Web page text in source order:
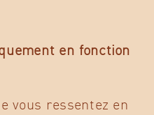
en fonction
vous ressentez en